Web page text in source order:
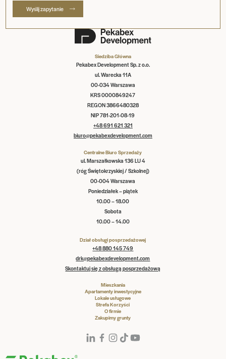
Siedziba Główna
Pekabex Development Sp. z o.o.
ul. Warecka 11A
00-034 Warszawa
KRS 0000849247
REGON 3866480328
NIP 781-201-08-19
+48 691 621 321
biuro@pekabexdevelopment.com
Mieszkania
Apartamenty inwestycyjne
Lokale usługowe
Strefa Korzyści
O firmie
Zakupimy grunty
Centralne Biuro Sprzedaży
ul. Marszałkowska 136 LU 4
(róg Świętokrzyskiej / Szkolnej)
00-004 Warszawa
Poniedziałek – piątek
10.00 – 18.00
Sobota
10.00 – 14.00
Dział obsługi posprzedażowej
+48 880 145 749
drk@pekabexdevelopment.com
Skontaktuj się z obsługą posprzedażową
Wyślij zapytanie